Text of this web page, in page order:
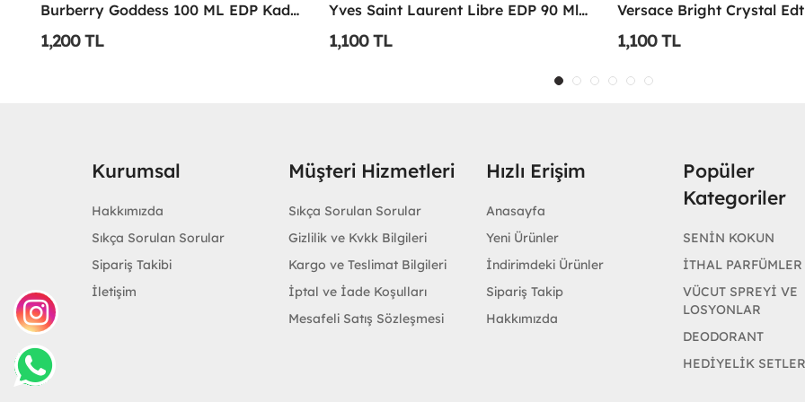
Burberry Goddess 100 ML EDP Kadın Parfümü -
1,200 TL
Yves Saint Laurent Libre EDP 90 Ml Kadın Parfüm - YSLL
1,100 TL 1,100 TL
Kurumsal
Hakkımızda
Sıkça Sorulan Sorular
Sipariş Takibi
İletişim
Müşteri Hizmetleri
Sıkça Sorulan Sorular
Gizlilik ve Kvkk Bilgileri
Kargo ve Teslimat Bilgileri
İptal ve İade Koşulları
Mesafeli Satış Sözleşmesi
Hızlı Erişim
Anasayfa
Yeni Ürünler
İndirimdeki Ürünler
Sipariş Takip
Hakkımızda
Popüler
Kategoriler
SENİN KOKUN
İTHAL PARFÜMLER
VÜCUT SPREYİ VE
LOSYONLAR
DEODORANT
HEDİYELİK SETLER